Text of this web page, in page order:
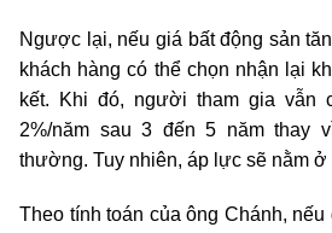
Ngược lại, nếu giá bất động sản
khách hàng có thể chọn nhận lại
kết. Khi đó, người tham gia vẫn
2%/năm sau 3 đến 5 năm thay
thường. Tuy nhiên, áp lực sẽ nằm ở
Theo tính toán của ông Chánh,